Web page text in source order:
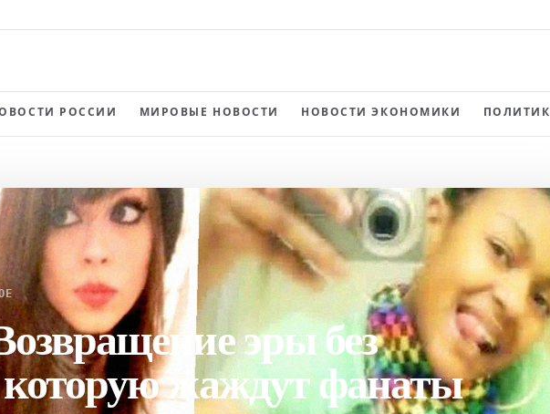
РОССИИ МИРОВЫЕ НОВОСТИ НОВОСТИ ЭКОНОМИКИ
эры без
жаждут фанаты